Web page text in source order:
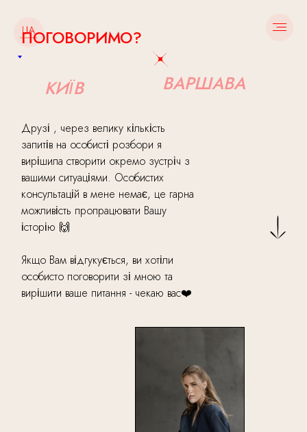
ПОГОВОРИМО?
Друзі , через велику кількість
запитів на особисті розбори я
вирішила створити окремо зустріч з
вашими ситуаціями. Особистих
консультацій в мене немає, це гарна
можливість пропрацювати Вашу
історію 🙌
Якщо Вам відгукується, ви хотіли
особисто поговорити зі мною та
вирішити ваше питання - чекаю вас❤️
КИЇВ ВАРШАВА